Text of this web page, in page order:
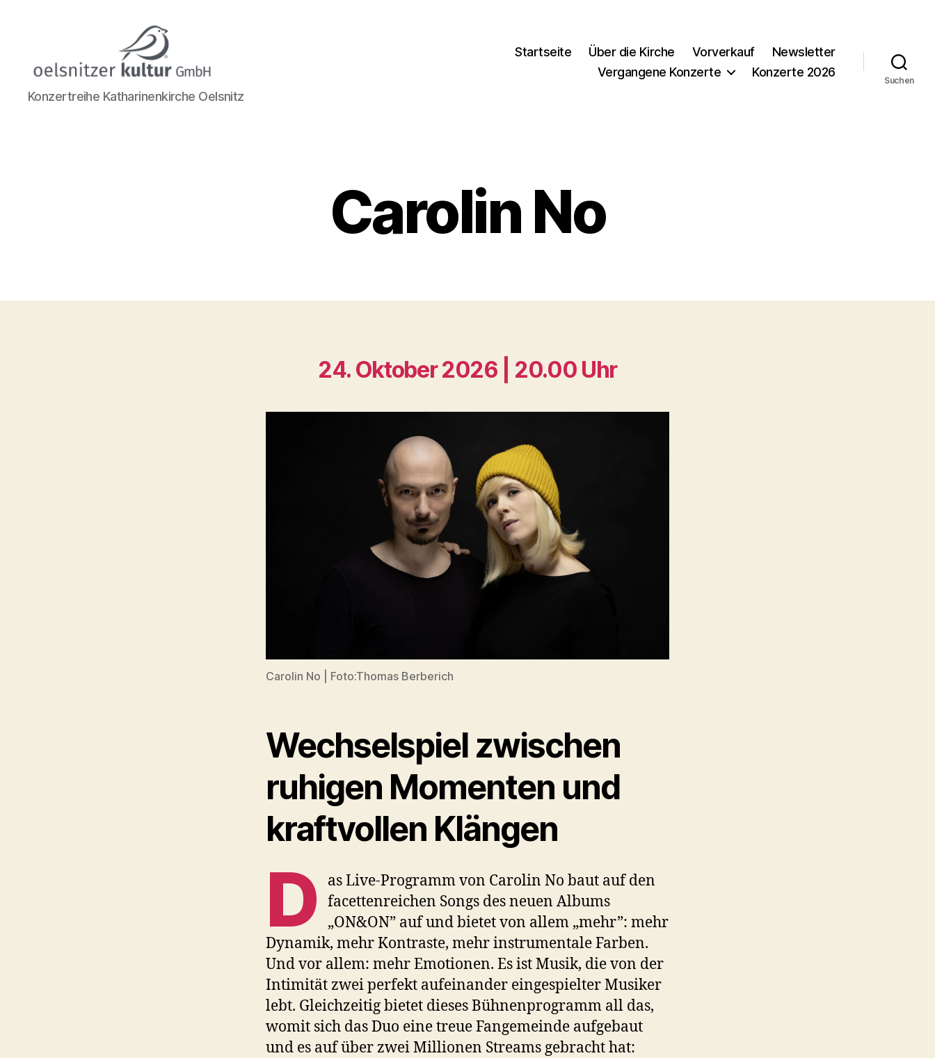
Katharinenkirche
Oelsnitz
Konzertreihe Katharinenkirche Oelsnitz
Startseite Über die Kirche Vorverkauf
Newsletter
Vergangene Konzerte
Konzerte 2026
Suchen
Carolin No
24. Oktober 2026 | 20.00 Uhr
Carolin No | Foto:Thomas Berberich
Wechselspiel zwischen
ruhigen Momenten und
kraftvollen Klängen
D
as Live-Programm von Carolin No baut auf den
facettenreichen Songs des neuen Albums
„ON&ON” auf und bietet von allem „mehr”: mehr
Dynamik, mehr Kontraste, mehr instrumentale Farben.
Und vor allem: mehr Emotionen. Es ist Musik, die von der
Intimität zwei perfekt aufeinander eingespielter Musiker
lebt. Gleichzeitig bietet dieses Bühnenprogramm all das,
womit sich das Duo eine treue Fangemeinde aufgebaut
und es auf über zwei Millionen Streams gebracht hat: